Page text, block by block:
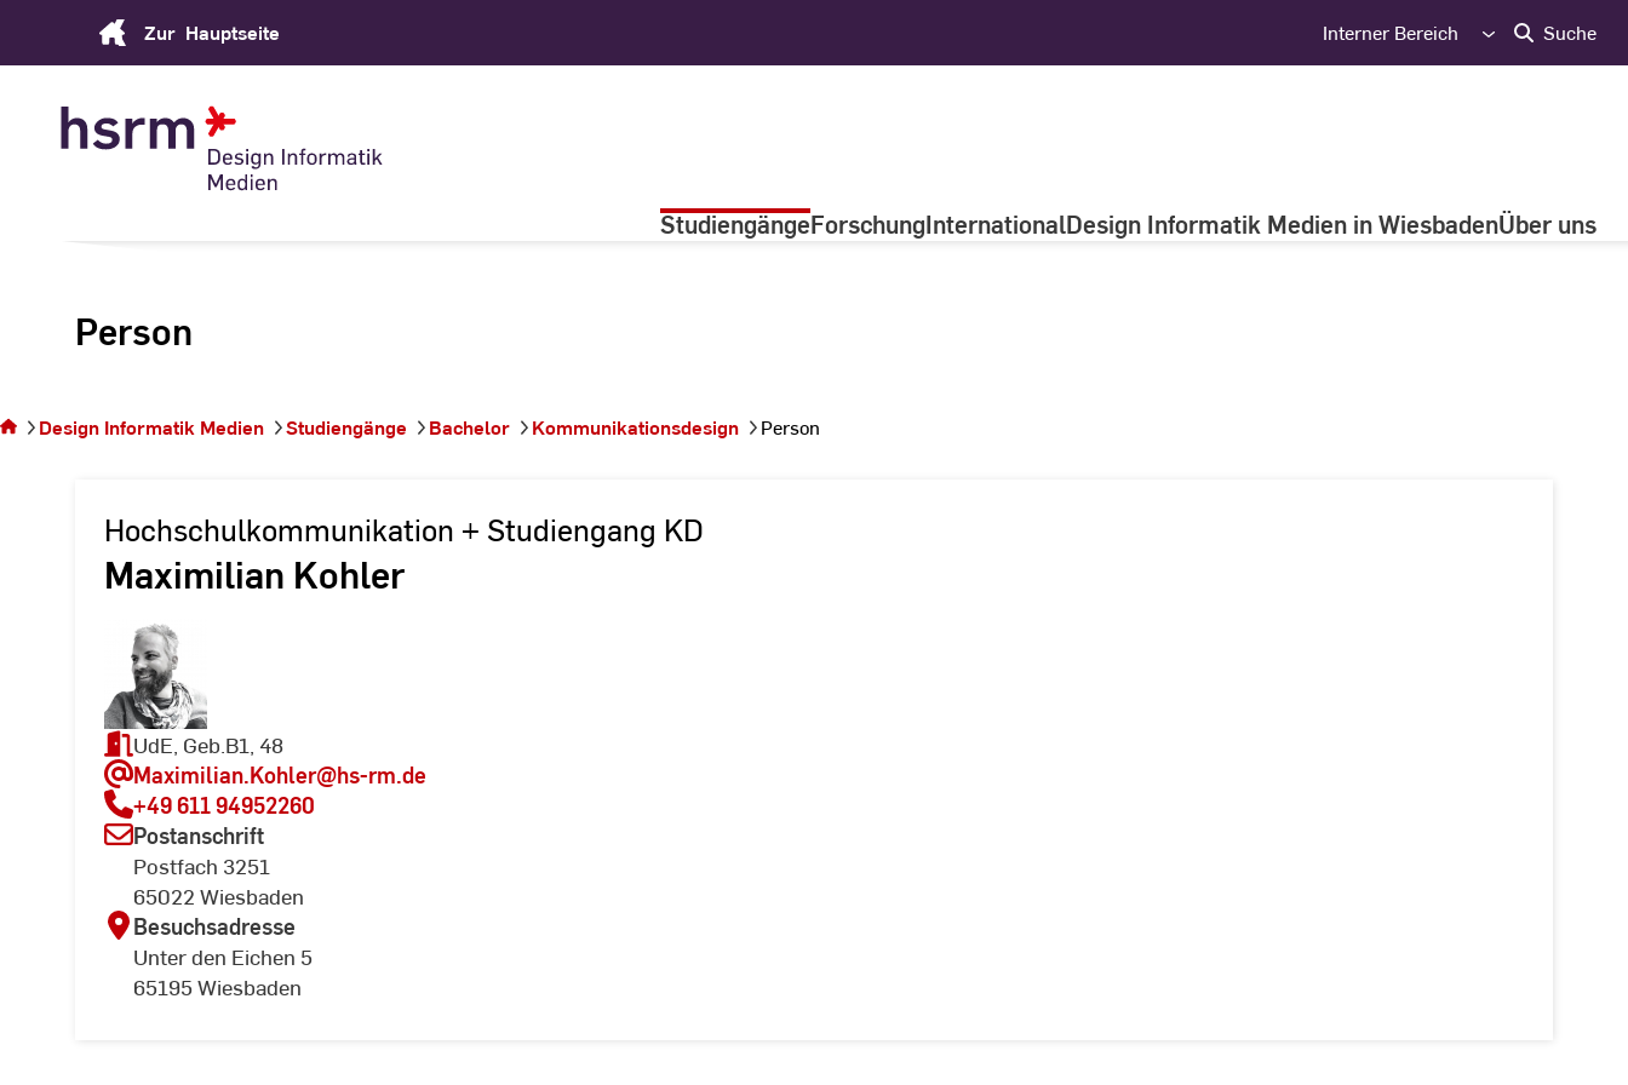
Zur Hauptseite Interner Bereich Suche
StudiengängeForschungInternationalDesign Informatik Medien in WiesbadenÜber uns
Person
sich auf
der
Design Informatik Medien Studiengänge Bachelor Kommunikationsdesign Person
Hochschulkommunikation + Studiengang KD
Maximilian Kohler
UdE, Geb.B1, 48
Maximilian.Kohler@hs-rm.de
+49 611 94952260
Postanschrift
Postfach 3251
65022 Wiesbaden
Besuchsadresse
Unter den Eichen 5
65195 Wiesbaden